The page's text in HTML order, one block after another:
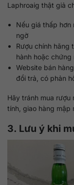
Laphroaig thật giả
Nếu giá thấp
ngờ
Rượu chính hãng
hành hoặc chứng
Website bán
đổi trả, có phản
Hãy tránh mua
tính, giao hàng mập
3. Lưu ý khi